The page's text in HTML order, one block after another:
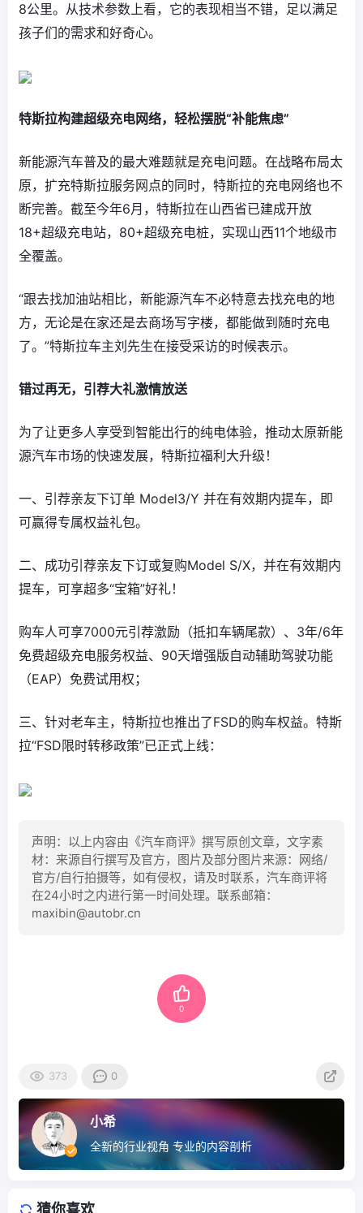
8公里。从技术参数上看，它的表现相当不错，足以满足
孩子们的需求和好奇心。
特斯拉构建超级充电网络，轻松摆脱“补能焦虑”
新能源汽车普及的最大难题就是充电问题。在战略布局太
原，扩充特斯拉服务网点的同时，特斯拉的充电网络也不
断完善。截至今年6月，特斯拉在山西省已建成开放
18+超级充电站，80+超级充电桩，实现山西11个地级市
全覆盖。
“跟去找加油站相比，新能源汽车不必特意去找充电的地
方，无论是在家还是去商场写字楼，都能做到随时充电
了。”特斯拉车主刘先生在接受采访的时候表示。
错过再无，引荐大礼激情放送
为了让更多人享受到智能出行的纯电体验，推动太原新能
源汽车市场的快速发展，特斯拉福利大升级！
一、引荐亲友下订单 Model3/Y 并在有效期内提车，即
可赢得专属权益礼包。
二、成功引荐亲友下订或复购Model S/X，并在有效期内
提车，可享超多“宝箱”好礼！
购车人可享7000元引荐激励（抵扣车辆尾款）、3年/6年
免费超级充电服务权益、90天增强版自动辅助驾驶功能
（EAP）免费试用权；
三、针对老车主，特斯拉也推出了FSD的购车权益。特斯
拉“FSD限时转移政策”已正式上线：
声明：以上内容由《汽车商评》撰写原创文章，文字素
材：来源自行撰写及官方，图片及部分图片来源：网络/
官方/自行拍摄等，如有侵权，请及时联系，汽车商评将
在24小时之内进行第一时间处理。联系邮箱：
maxibin@autobr.cn
0
373 0
小希
全新的行业视角 专业的内容剖析
猜你喜欢